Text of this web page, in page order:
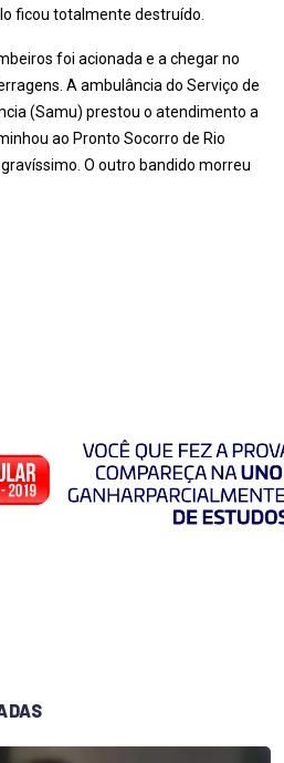
ficou totalmente destruído.
foi acionada e a chegar no
A ambulância do Serviço de
(Samu) prestou o atendimento a
ao Pronto Socorro de Rio
O outro bandido morreu